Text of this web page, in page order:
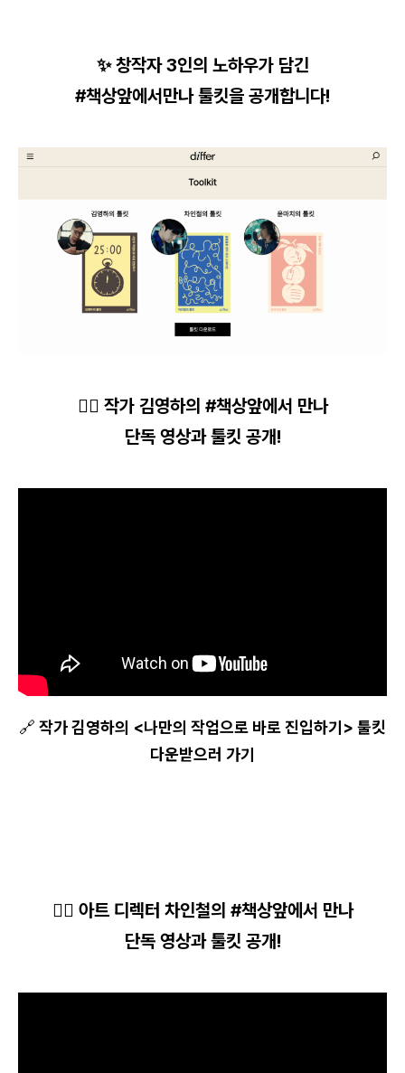
✨ 창작자 3인의 노하우가 담긴
#책상앞에서만나 툴킷을 공개합니다!
✍🏻 작가 김영하의 #책상앞에서 만나
단독 영상과 툴킷 공개!
🔗 작가 김영하의 <나만의 작업으로 바로 진입하기> 툴킷
다운받으러 가기
👌🏻 아트 디렉터 차인철의 #책상앞에서 만나
단독 영상과 툴킷 공개!